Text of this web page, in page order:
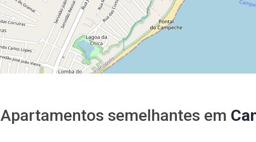
Apartamentos semelhantes em